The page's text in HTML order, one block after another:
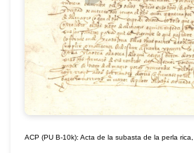
ACP (PU B-10k): Acta de la subasta de la perla